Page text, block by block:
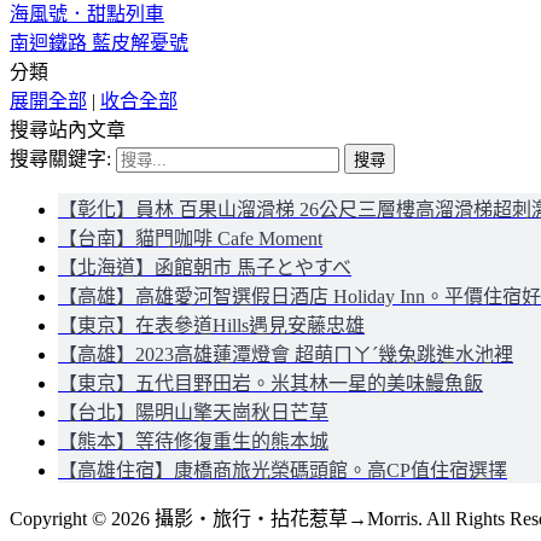
海風號．甜點列車
南迴鐵路 藍皮解憂號
分類
展開全部 | 收合全部
搜尋站內文章
搜尋關鍵字:
【彰化】員林 百果山溜滑梯 26公尺三層樓高溜滑梯超刺
【台南】貓門咖啡 Cafe Moment
【北海道】函館朝市 馬子とやすべ
【高雄】高雄愛河智選假日酒店 Holiday Inn。平價住宿
【東京】在表參道Hills遇見安藤忠雄
【高雄】2023高雄蓮潭燈會 超萌ㄇㄚˊ幾兔跳進水池裡
【東京】五代目野田岩。米其林一星的美味鰻魚飯
【台北】陽明山擎天崗秋日芒草
【熊本】等待修復重生的熊本城
【高雄住宿】康橋商旅光榮碼頭館。高CP值住宿選擇
Copyright © 2026 攝影‧旅行‧拈花惹草→Morris. All Rights